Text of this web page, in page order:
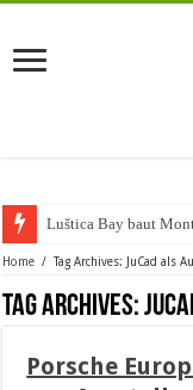
Luštica Bay baut
Home / Tag Archives: JuCad als
Tag Archives:
Porsche